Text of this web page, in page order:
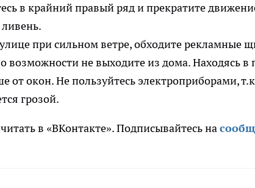
в крайний правый ряд и прекратите
при сильном ветре, обходите рекламные
возможности не выходите из дома. Находясь
от окон. Не пользуйтесь электроприборами,
грозой.
в «ВКонтакте». Подписывайтесь на